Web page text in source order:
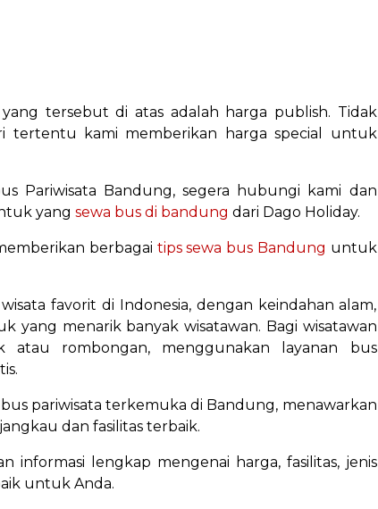
yang tersebut di atas adalah harga publish. Tidak
kami memberikan harga special untuk
Pariwisata Bandung, segera hubungi kami dan
yang sewa bus di bandung dari Dago Holiday.
berbagai tips sewa bus Bandung untuk
favorit di Indonesia, dengan keindahan alam,
yang menarik banyak wisatawan. Bagi wisatawan
atau rombongan, menggunakan layanan bus
bus pariwisata terkemuka di Bandung, menawarkan
dan fasilitas terbaik.
informasi lengkap mengenai harga, fasilitas, jenis
untuk Anda.